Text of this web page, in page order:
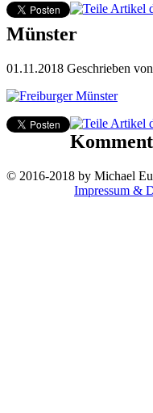
Münster
01.11.2018 Geschrieben von
© 2016-2018 by Michael
Impressum &